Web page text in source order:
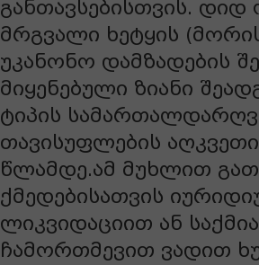
განთავსებისთვის.
მრგვალი ხეტყის
უკანონო დამზადების
მიყენებული ზიანი
ტიპის
თავისუფლების
წლამდე.ამ მუხლით
ქმედებისათვის
ლიკვიდაციით ან
ჩამორთმევით ვადით